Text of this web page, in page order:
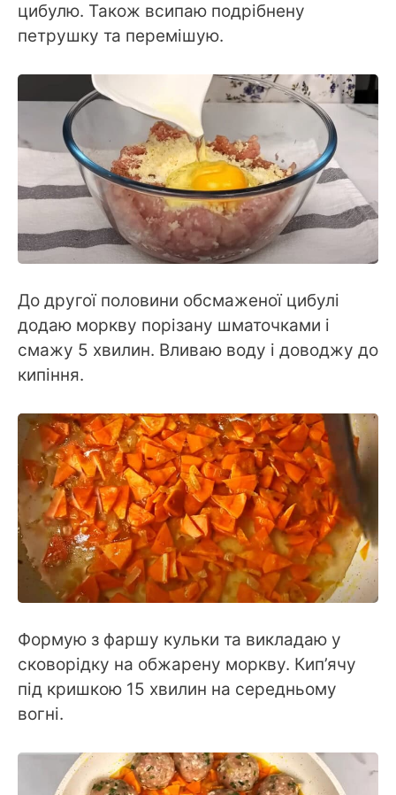
цибулю. Також всипаю подрібнену
петрушку та перемішую.
До другої половини обсмаженої цибулі
додаю моркву порізану шматочками і
смажу 5 хвилин. Вливаю воду і доводжу до
кипіння.
Формую з фаршу кульки та викладаю у
сковорідку на обжарену моркву. Кип’ячу
під кришкою 15 хвилин на середньому
вогні.